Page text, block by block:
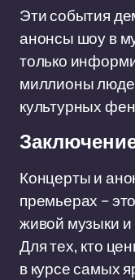
Эти события
анонсы шоу в
только
миллионы
культурных
Концерты и
премьерах –
живой музыки
Для тех, кто
в курсе самых